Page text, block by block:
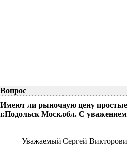
Вопрос
Имеют ли рыночную цену
г.Подольск Моск.обл. С
Уважаемый Сергей